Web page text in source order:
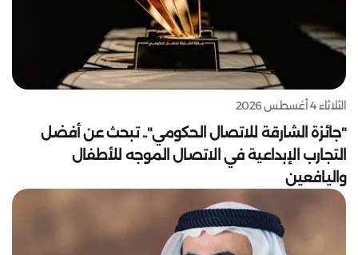
الثلاثاء 4 أغسطس 2026
"جائزة الشارقة للاتصال الحكومي".. تبحث عن أفضل
التجارب الإبداعية في الاتصال الموجه للأطفال
واليافعين